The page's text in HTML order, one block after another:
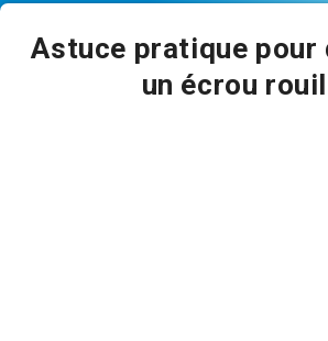
Astuce pratique pour
un écrou